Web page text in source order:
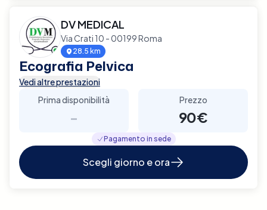
DV MEDICAL
Via Crati 10 - 00199 Roma
28.5 km
Ecografia Pelvica
Vedi altre prestazioni
Prima disponibilità
-
Prezzo
90€
Pagamento in sede
Scegli giorno e ora